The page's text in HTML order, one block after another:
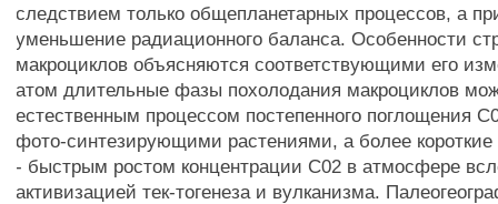
следствием только общепланетарных процессов, а
уменьшение радиационного баланса. Особенности
макроциклов объясняются соответствующими его
атом длительные фазы похолодания макроциклов
естественным процессом постепенного поглощения
фото-синтезирующими растениями, а более
- быстрым ростом концентрации С02 в атмосфере
активизацией тек-тогенеза и вулканизма.